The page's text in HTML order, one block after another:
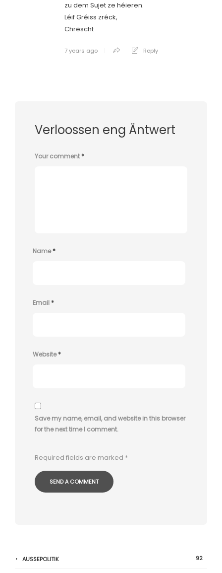
zu dem Sujet ze héieren.
Léif Gréiss zréck,
Chrëscht
7 years ago Reply
Verloossen eng Äntwert
Your comment*
Name*
Email*
Website*
Save my name, email, and website in this browser
for the next time I comment.
Required fields are marked *
AUSSEPOLITIK 92